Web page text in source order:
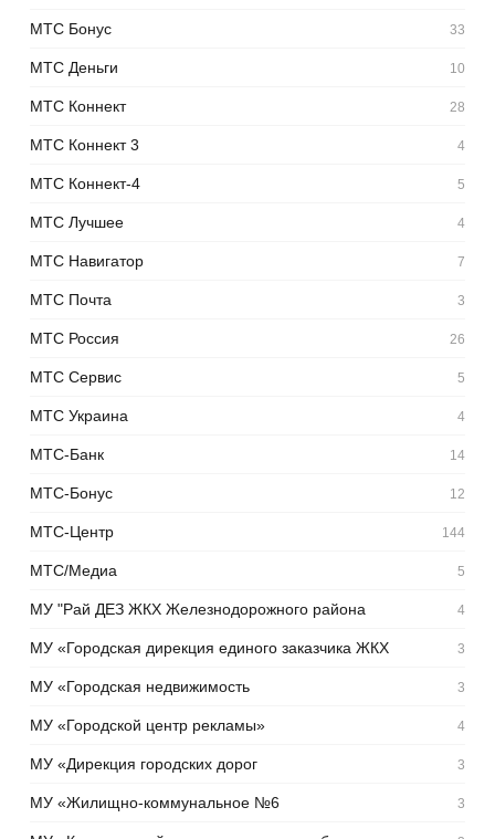
МТС Бонус 33
МТС Деньги 10
МТС Коннект 28
МТС Коннект 3 4
МТС Коннект-4 5
МТС Лучшее 4
МТС Навигатор 7
МТС Почта 3
МТС Россия 26
МТС Сервис 5
МТС Украина 4
МТС-Банк 14
МТС-Бонус 12
МТС-Центр 144
МТС/Медиа 5
МУ "Рай ДЕЗ ЖКХ Железнодорожного района 4
МУ «Городская дирекция единого заказчика ЖКХ 3
МУ «Городская недвижимость 3
МУ «Городской центр рекламы» 4
МУ «Дирекция городских дорог 3
МУ «Жилищно-коммунальное №6 3